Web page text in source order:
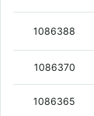
1086388
1086370
1086365